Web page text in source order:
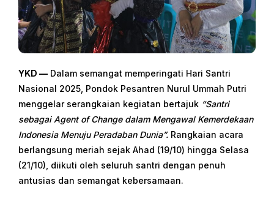
YKD — Dalam semangat memperingati Hari Santri
Nasional 2025, Pondok Pesantren Nurul Ummah Putri
menggelar serangkaian kegiatan bertajuk “Santri
sebagai Agent of Change dalam Mengawal Kemerdekaan
Indonesia Menuju Peradaban Dunia”. Rangkaian acara
berlangsung meriah sejak Ahad (19/10) hingga Selasa
(21/10), diikuti oleh seluruh santri dengan penuh
antusias dan semangat kebersamaan.